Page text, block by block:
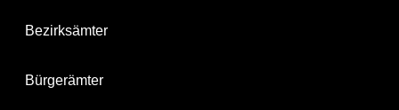
Bezirksämter
Bürgerämter